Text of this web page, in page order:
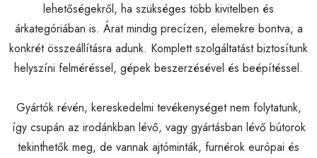
lehetőségekről, ha szükséges több kivitelben és
árkategóriában is. Árat mindig precízen, elemekre bontva, a
konkrét összeállításra adunk. Komplett szolgáltatást biztosítunk
helyszíni felméréssel, gépek beszerzésével és beépítéssel.
Gyártók révén, kereskedelmi tevékenységet nem folytatunk,
így csupán az irodánkban lévő, vagy gyártásban lévő bútorok
tekinthetők meg, de vannak ajtóminták, furnérok európai és